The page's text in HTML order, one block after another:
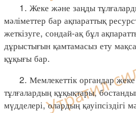
1. Жеке және заңды
мәліметтер бар ақпараттық
жеткізуге, сондай-ақ бұл
дұрыстығын қамтамасыз ету
құқығы бар.
2. Мемлекеттік органдар
тұлғалардың құқықтары,
мүдделері, олардың қауіпсіздігі